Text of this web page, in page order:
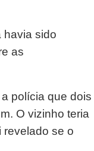
havia sido
as
polícia que dois
O vizinho teria
revelado se o